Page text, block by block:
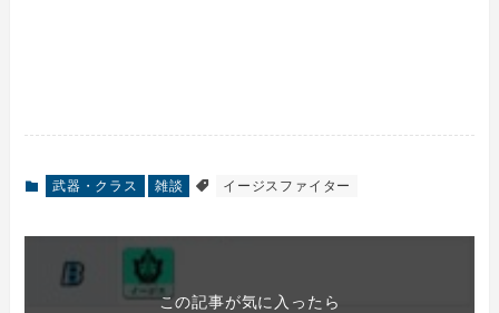
武器・クラス 雑談 イージスファイター
この記事が気に入ったら